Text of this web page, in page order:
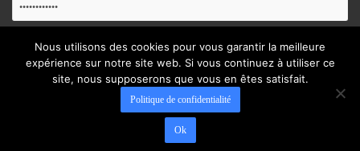
Se souvenir de moi
Mot de passe oublié ?
Nous utilisons des cookies pour vous garantir la meilleure
expérience sur notre site web. Si vous continuez à utiliser ce
site, nous supposerons que vous en êtes satisfait.
Politique de confidentialité
Ok